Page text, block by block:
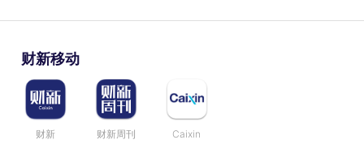
财新移动
财新 财新周刊 Caixin